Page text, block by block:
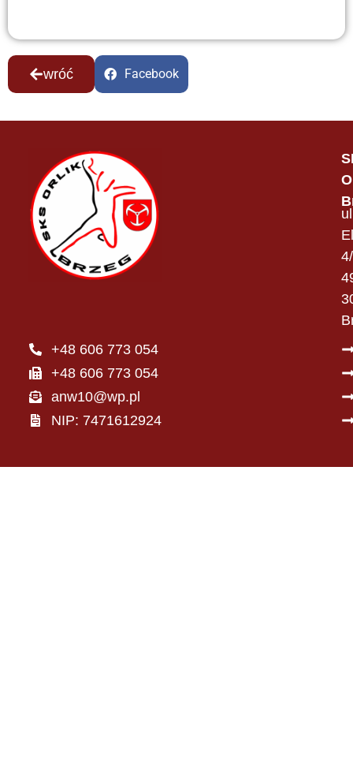
wróć Facebook
+48 606 773 054
+48 606 773 054
anw10@wp.pl
NIP: 7471612924